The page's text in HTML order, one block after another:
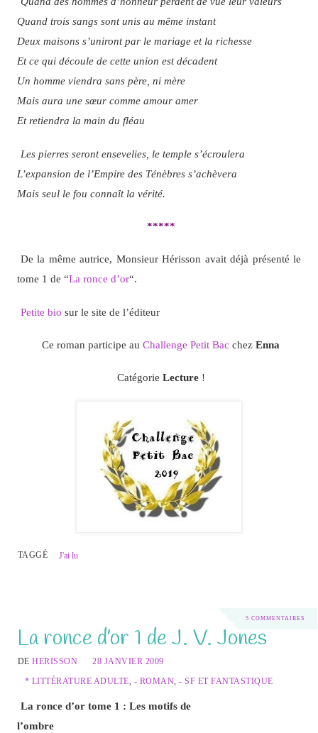
Quand trois sangs sont unis au même instant
Deux maisons s’uniront par le mariage et la richesse
Et ce qui découle de cette union est décadent
Un homme viendra sans père, ni mère
Mais aura une sœur comme amour amer
Et retiendra la main du fléau
Les pierres seront ensevelies, le temple s’écroulera
L’expansion de l’Empire des Ténèbres s’achèvera
Mais seul le fou connaît la vérité.
*****
De la même autrice, Monsieur Hérisson avait déjà présenté le
tome 1 de “La ronce d’or“.
Petite bio sur le site de l’éditeur
Ce roman participe au Challenge Petit Bac chez Enna
Catégorie Lecture!
TAGGÉ J'ai lu
5 COMMENTAIRES
La ronce d’or 1 de J. V. Jones
DEHERISSON
28 JANVIER 2009
* LITTÉRATURE ADULTE - ROMAN ,- SF ET FANTASTIQUE
La ronce d’or tome 1 : Les motifs de
l’ombre